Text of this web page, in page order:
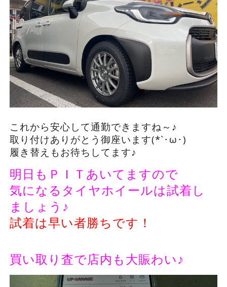
これから安心して通勤できますね～♪
取り付けありがとう御座います(*`･ω･)ゞ
履き替えもお待ちしてます♪
明日もＰＩＴあいてますので
気になるタイヤホイールは試着し
ましょう♪
試着は早い者勝ちです！
買い取り査で店内も大賑わい♪